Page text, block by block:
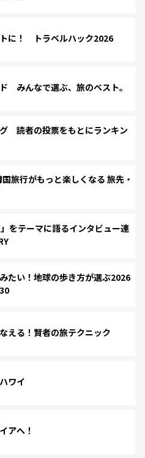
に！ トラベルハック2026
みんなで選ぶ、旅のベスト。
読者の投票をもとにランキン
旅行がもっと楽しくなる 旅先・
をテーマに語るインタビュー連
たい！地球の歩き方が選ぶ2026
える！賢者の旅テクニック
ワイ
アへ！